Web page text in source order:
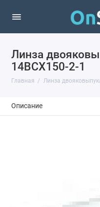
Линза
14BCX150-2-1
Главная Линза
Описание